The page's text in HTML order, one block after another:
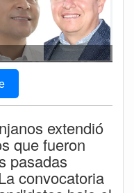
extendió
que fueron
pasadas
convocatoria